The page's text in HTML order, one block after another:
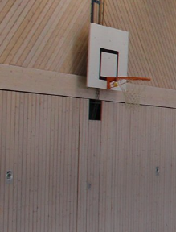
Zum
Inhalt
springen